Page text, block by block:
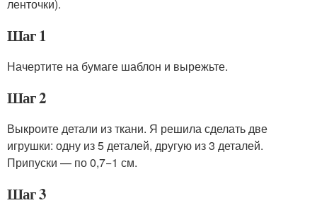
ленточки).
Шаг 1
Начертите на бумаге шаблон и вырежьте.
Шаг 2
Выкроите детали из ткани. Я решила сделать две
игрушки: одну из 5 деталей, другую из 3 деталей.
Припуски — по 0,7−1 см.
Шаг 3